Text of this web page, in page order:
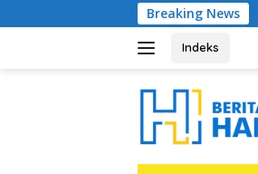
to
Breaking News
Indeks